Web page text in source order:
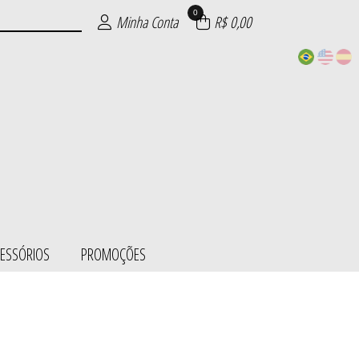
Minha Conta 0 R$ 0,00
BODY
PROMOÇÕES